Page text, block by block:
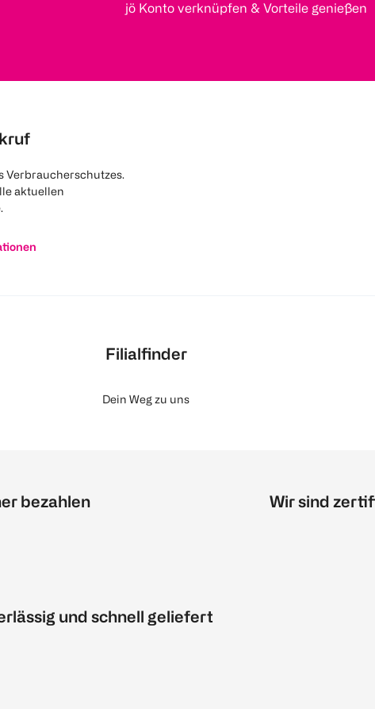
jö Konto verknüpfen & Vorteile genießen
Verbraucherschutzes.
aktuellen
Filialfinder
Dein Weg zu uns
bezahlen
und schnell geliefert
Wir sind